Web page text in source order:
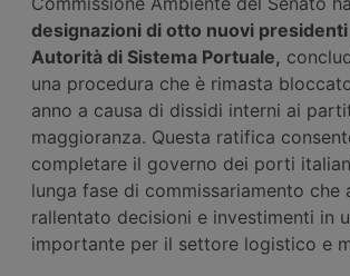
designazioni di otto nuovi
Autorità di Sistema Portuale,
una procedura che è rimasta
anno a causa di dissidi interni ai
maggioranza. Questa ratifica
completare il governo dei porti
lunga fase di commissariamento che
rallentato decisioni e investimenti in
importante per il settore logistico e